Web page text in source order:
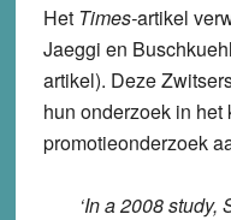
Het Times-artikel
Jaeggi en
artikel). Deze
hun onderzoek in het
promotieonderzoek
‘In a 2008